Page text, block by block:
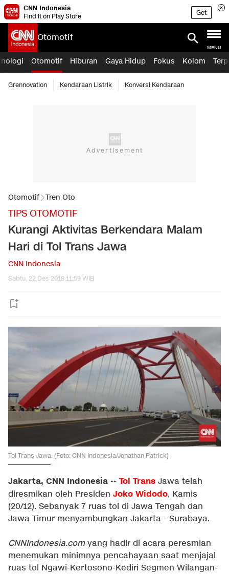
CNN Indonesia
Find it on Play Store
Get
Otomotif
MENU
Otomotif Hiburan Gaya Hidup Fokus Kolom
Grennovation Kendaraan Listrik Konversi Kendaraan
Otomotif Tren Oto
TIPS OTOMOTIF
Kurangi Aktivitas Berkendara Malam
Hari di Tol Trans Jawa
CNN Indonesia
Sabtu, 22 Des 2018 11:59 WIB
Tol Trans Jawa. (Foto: CNN Indonesia/Jonathan Patrick)
Jakarta, CNN Indonesia -- Tol Trans Jawa telah
diresmikan oleh Presiden Joko Widodo, Kamis
(20/12). Sebanyak 7 ruas tol di Jawa Tengah dan
Jawa Timur menyambungkan Jakarta - Surabaya.
CNNIndonesia.comyang hadir di acara peresmian
menemukan minimnya pencahayaan saat menjajal
ruas tol Ngawi-Kertosono-Kediri Segmen Wilangan-